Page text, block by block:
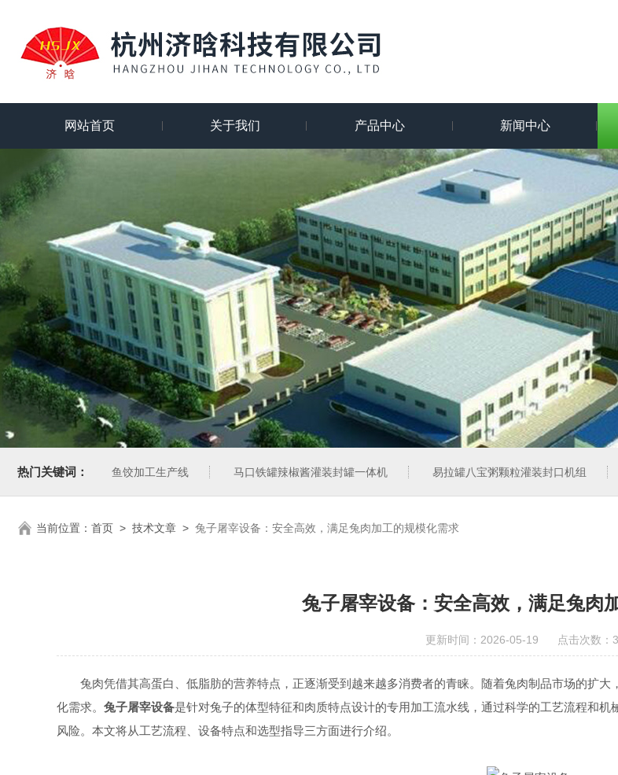
网站首页 关于我们 产品中心 新闻中心
热门关键词： 鱼饺加工生产线 马口铁罐辣椒酱灌装封罐一体机 易拉罐八宝粥颗粒灌装封口机组
当前位置： 首页 > 技术文章 > 兔子屠宰设备：安全高效，满足兔肉加工的规模化需求
兔子屠宰设备：安全高效，满足兔肉
更新时间：2026-05-19 点击次数：
兔肉凭借其高蛋白、低脂肪的营养特点，正逐渐受到越来越多消费者的青睐。随着兔肉制品市场的扩大
化需求。 兔子屠宰设备是针对兔子的体型特征和肉质特点设计的专用加工流水线，通过科学的工艺流程和
风险。本文将从工艺流程、设备特点和选型指导三方面进行介绍。